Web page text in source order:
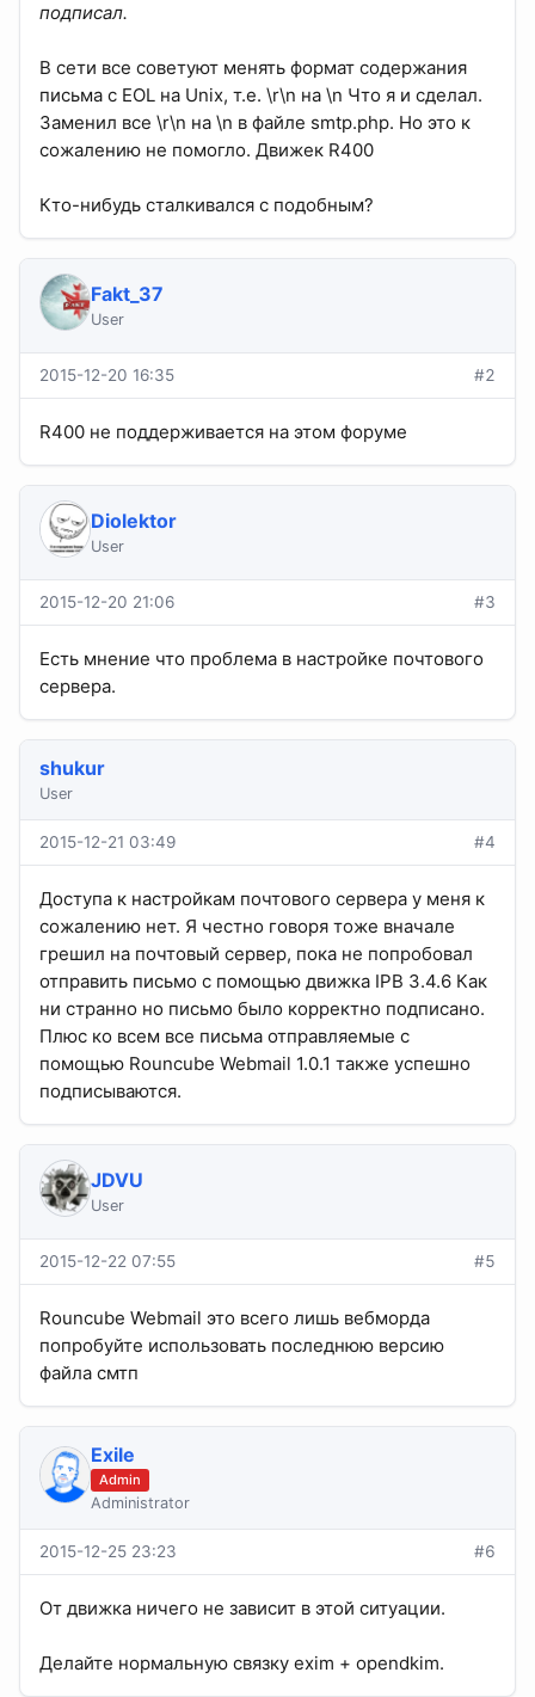
подписал.
В сети все советуют менять формат содержания
письма с EOL на Unix, т.е. \r\n на \n Что я и сделал.
Заменил все \r\n на \n в файле smtp.php. Но это к
сожалению не помогло. Движек R400
Кто-нибудь сталкивался с подобным?
Fakt_37
User
2015-12-20 16:35 #2
R400 не поддерживается на этом форуме
Diolektor
User
2015-12-20 21:06 #3
Есть мнение что проблема в настройке почтового
сервера.
shukur
User
2015-12-21 03:49 #4
Доступа к настройкам почтового сервера у меня к
сожалению нет. Я честно говоря тоже вначале
грешил на почтовый сервер, пока не попробовал
отправить письмо с помощью движка IPB 3.4.6 Как
ни странно но письмо было корректно подписано.
Плюс ко всем все письма отправляемые с
помощью Rouncube Webmail 1.0.1 также успешно
подписываются.
JDVU
User
2015-12-22 07:55 #5
Rouncube Webmail это всего лишь вебморда
попробуйте использовать последнюю версию
файла смтп
Exile
Admin
Administrator
2015-12-25 23:23 #6
От движка ничего не зависит в этой ситуации.
Делайте нормальную связку exim + opendkim.